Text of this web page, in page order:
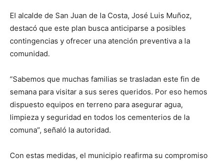
El alcalde de San Juan de la Costa, José Luis Muñoz,
destacó que este plan busca anticiparse a posibles
contingencias y ofrecer una atención preventiva a la
comunidad.
“Sabemos que muchas familias se trasladan este fin de
semana para visitar a sus seres queridos. Por eso hemos
dispuesto equipos en terreno para asegurar agua,
limpieza y seguridad en todos los cementerios de la
comuna”, señaló la autoridad.
Con estas medidas, el municipio reafirma su compromiso